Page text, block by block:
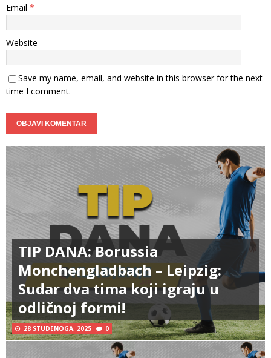
Email *
Website
Save my name, email, and website in this browser for the next
time I comment.
TIP DANA: Borussia
Monchengladbach – Leipzig:
Sudar dva tima koji igraju u
odličnoj formi!
28 STUDENOGA, 2025 0